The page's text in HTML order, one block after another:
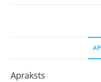
Apraksts